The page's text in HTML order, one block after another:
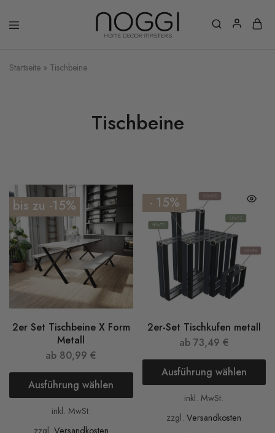
Startseite » Tischbeine
Tischbeine
bis zu -15%
2er Set Tischbeine X Form
Metall
ab 80,99€
Ausführung wählen
inkl. MwSt.
zzgl. Versandkosten
- 15%
2er-Set Tischkufen metall
ab 73,49 €
Ausführung wählen
inkl. MwSt.
zzgl.Versandkosten